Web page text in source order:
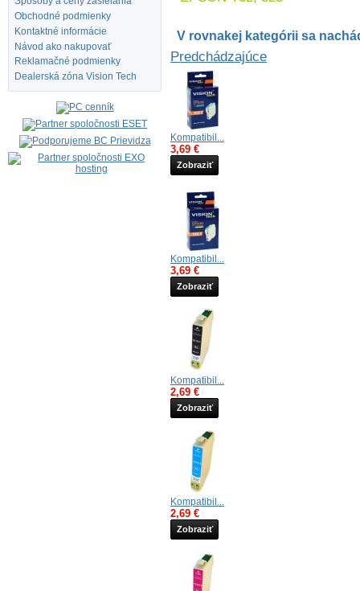
Obchodné podmienky
Kontaktné informácie
Návod ako nakupovať
Reklamačné podmienky
Dealerská zóna Vision Tech
V rovnakej kategórii sa
Predchádzajúce
Kompatibil...
3,69 €
Zobraziť
Kompatibil...
3,69 €
Zobraziť
Kompatibil...
2,69 €
Zobraziť
Kompatibil...
2,69 €
Zobraziť